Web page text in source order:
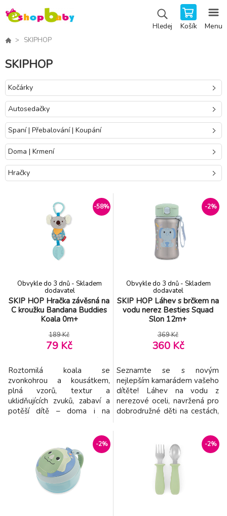
Hledej Košík Menu
SKIPHOP
SKIPHOP
Kočárky
Autosedačky
Spaní | Přebalování | Koupání
Doma | Krmení
Hračky
-58%
SKIP HOP Hračka závěsná na
C kroužku Bandana Buddies
Koala 0m+
Obvykle do 3 dnů - Skladem
dodavatel
189 Kč
79 Kč
Roztomilá koala se
zvonkohrou a kousátkem,
plná vzorů, textur a
uklidňujících zvuků, zabaví a
potěší dítě – doma i na
který se snadno připevní ke
kočárku, si vaše dítě zamiluje
hraní s tímto rozkošným
zvířecím kamarádem.
Vlastnosti: - Věk 0 měsíců+ -
Různé látky a textury -
-2%
SKIP HOP Láhev s brčkem na
vodu nerez Besties Squad
Slon 12m+
Obvykle do 3 dnů - Skladem
dodavatel
369 Kč
360 Kč
Seznamte se s novým
nejlepším kamarádem vašeho
dítěte! Láhev na vodu z
nerezové oceli, navržená pro
dobrodružné děti na cestách,
Vyklápěcí víčko udržuje
flexibilní brčko čisté a
roztomilé zvířecí postavičky
jsou zábavné. Uchopte láhev
za praktický popruh a můžete
vyrazit. Prohlédněte si c
-2% -2%